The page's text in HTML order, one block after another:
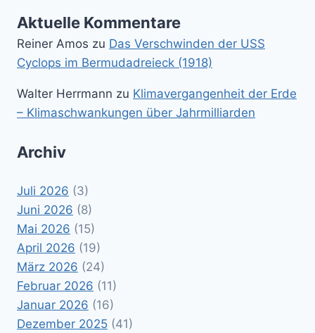
Aktuelle Kommentare
Reiner Amos zu Das Verschwinden der USS
Cyclops im Bermudadreieck (1918)
Walter Herrmann zu Klimavergangenheit der Erde
– Klimaschwankungen über Jahrmilliarden
Archiv
Juli 2026 (3)
Juni 2026 (8)
Mai 2026 (15)
April 2026 (19)
März 2026 (24)
Februar 2026 (11)
Januar 2026 (16)
Dezember 2025 (41)